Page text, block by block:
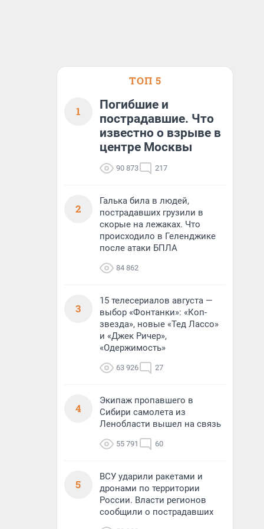
ТОП 5
1
Погибшие и
пострадавшие. Что
известно о взрыве в
центре Москвы
90 873 217
2
Галька била в людей,
пострадавших грузили в
скорые на лежаках. Что
происходило в Геленджике
после атаки БПЛА
84 862
3
15 телесериалов августа —
выбор «Фонтанки»: «Коп-
звезда», новые «Тед Лассо»
и «Джек Ричер»,
«Одержимость»
63 926 27
4
Экипаж пропавшего в
Сибири самолета из
Ленобласти вышел на связь
55 791 60
5
ВСУ ударили ракетами и
дронами по территории
России. Власти регионов
сообщили о пострадавших